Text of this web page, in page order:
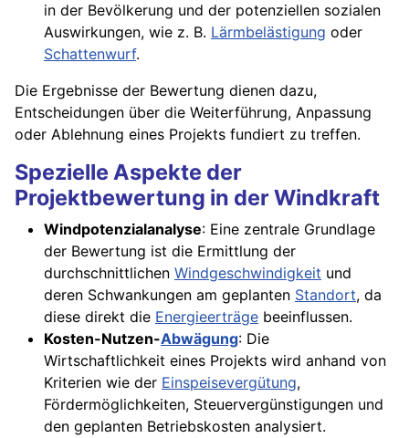
in der Bevölkerung und der potenziellen sozialen
Auswirkungen, wie z. B. Lärmbelästigung oder
Schattenwurf.
Die Ergebnisse der Bewertung dienen dazu,
Entscheidungen über die Weiterführung, Anpassung
oder Ablehnung eines Projekts fundiert zu treffen.
Spezielle Aspekte der
Projektbewertung in der Windkraft
Windpotenzialanalyse: Eine zentrale Grundlage
der Bewertung ist die Ermittlung der
durchschnittlichen Windgeschwindigkeit und
deren Schwankungen am geplanten Standort, da
diese direkt die Energieerträge beeinflussen.
Kosten-Nutzen-Abwägung: Die
Wirtschaftlichkeit eines Projekts wird anhand von
Kriterien wie der Einspeisevergütung,
Fördermöglichkeiten, Steuervergünstigungen und
den geplanten Betriebskosten analysiert.